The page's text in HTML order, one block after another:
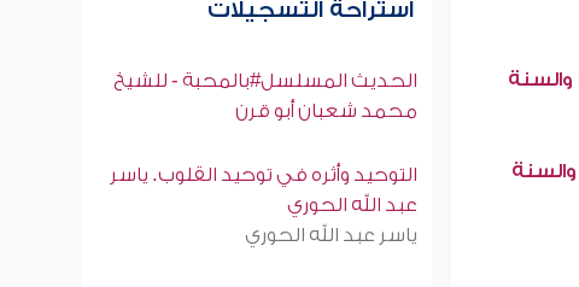
والسنة
والسنة
استراحة التسجيلات
الحديث المسلسل#بالمحبة - للشيخ
محمد شعبان أبو قرن
التوحيد وأثره في توحيد القلوب. ياسر
عبد الله الحوري
ياسر عبد الله الحوري